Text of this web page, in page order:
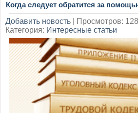
Когда следует обратится за
Добавить новость
Просмотров:
Категория: Интересные статьи